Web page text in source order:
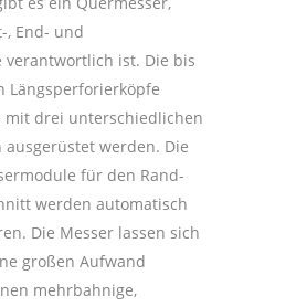
, End- und
verantwortlich ist. Die bis
Längsperforierköpfe
mit drei unterschiedlichen
ausgerüstet werden. Die
für den Rand-
werden automatisch
Die Messer lassen sich
großen Aufwand
mehrbahnige,